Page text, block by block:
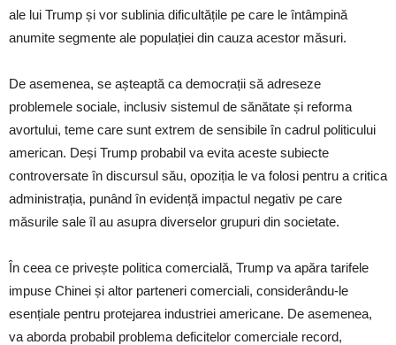
ale lui Trump și vor sublinia dificultățile pe care le întâmpină
anumite segmente ale populației din cauza acestor măsuri.
De asemenea, se așteaptă ca democrații să adreseze
problemele sociale, inclusiv sistemul de sănătate și reforma
avortului, teme care sunt extrem de sensibile în cadrul politicului
american. Deși Trump probabil va evita aceste subiecte
controversate în discursul său, opoziția le va folosi pentru a critica
administrația, punând în evidență impactul negativ pe care
măsurile sale îl au asupra diverselor grupuri din societate.
În ceea ce privește politica comercială, Trump va apăra tarifele
impuse Chinei și altor parteneri comerciali, considerându-le
esențiale pentru protejarea industriei americane. De asemenea,
va aborda probabil problema deficitelor comerciale record,